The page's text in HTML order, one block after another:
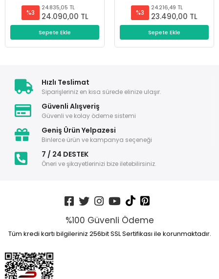
%3
24.835,05 TL
24.090,00 TL
Sepete Ekle
%3
24.216,49 TL
23.490,00 TL
Sepete Ekle
Hızlı Teslimat
Siparişleriniz en kısa sürede elinize ulaşır.
Güvenli Alışveriş
Güvenli ve kolay ödeme sistemi
Geniş Ürün Yelpazesi
Binlerce ürün ve kampanya seçeneği
7 / 24 DESTEK
Öneri ve şikayetlerinizi bize iletebilirsiniz.
%100 Güvenli Ödeme
Tüm kredi kartı bilgileriniz 256bit SSL Sertifikası ile korunmaktadır.